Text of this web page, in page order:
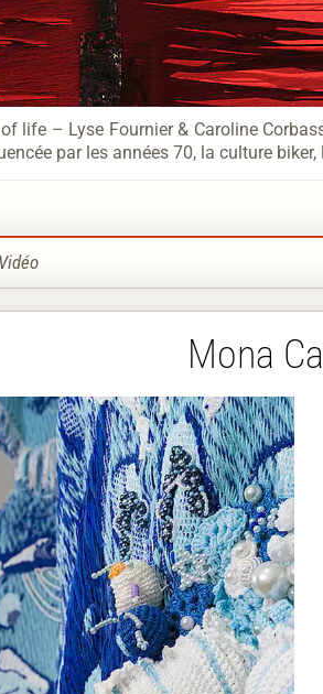
life – Lyse Fournier & Caroline
par les années 70, la culture biker,
Vidéo
Mona